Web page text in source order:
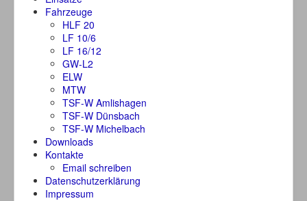
Fahrzeuge
HLF 20
LF 10/6
LF 16/12
GW-L2
ELW
MTW
TSF-W Amlishagen
TSF-W Dünsbach
TSF-W Michelbach
Downloads
Kontakte
Email schreiben
Datenschutzerklärung
Impressum